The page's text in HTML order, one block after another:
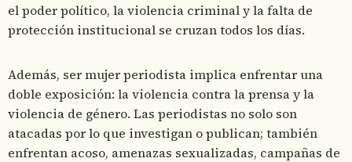
el poder político, la violencia criminal y la falta de
protección institucional se cruzan todos los días.
Además, ser mujer periodista implica enfrentar una
doble exposición: la violencia contra la prensa y la
violencia de género. Las periodistas no solo son
atacadas por lo que investigan o publican; también
enfrentan acoso, amenazas sexualizadas, campañas de